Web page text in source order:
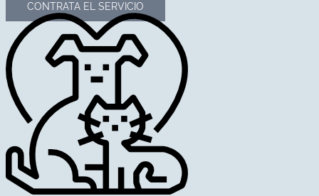
CONTRATA EL SERVICIO